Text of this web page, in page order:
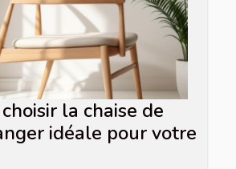
la chaise de
idéale pour votre